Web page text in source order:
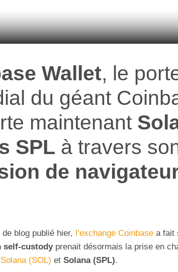
Wallet, le
du géant
maintenant
SPL à travers
de
blog publié hier, l’exchange Coinbase a fait
self-custodyprenait désormais la prise en
Solana (SOL) et Solana (SPL).